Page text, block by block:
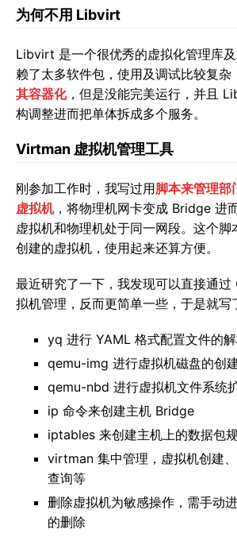
为何不用 Libvirt
Libvirt 是一个很优秀的虚拟化管理库
赖了太多软件包，使用及调试比较复杂
其容器化，但是没能完美运行，并且
构调整进而把单体拆成多个服务。
Virtman 虚拟机管理工具
刚参加工作时，我写过用脚本来管理部
虚拟机，将物理机网卡变成 Bridge 进
虚拟机和物理机处于同一网段。这个
创建的虚拟机，使用起来还算方便。
最近研究了一下，我发现可以直接通过
拟机管理，反而更简单一些，于是就写
yq 进行 YAML 格式配置文件的
qemu-img 进行虚拟机磁盘的创
qemu-nbd 进行虚拟机文件系统
ip 命令来创建主机 Bridge
iptables 来创建主机上的数据包
virtman 集中管理，虚拟机创建
查询等
删除虚拟机为敏感操作，需手动
的删除